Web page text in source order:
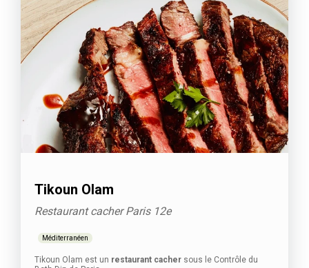
Tikoun Olam
Restaurant cacher Paris 12e
Méditerranéen
Tikoun Olam est un restaurant cacher sous le Contrôle du